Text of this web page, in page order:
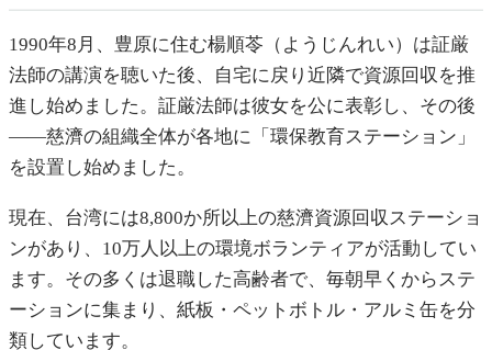
1990年8月、豊原に住む楊順苓（ようじんれい）は証厳
法師の講演を聴いた後、自宅に戻り近隣で資源回収を推
進し始めました。証厳法師は彼女を公に表彰し、その後
——慈濟の組織全体が各地に「環保教育ステーション」
を設置し始めました。
現在、台湾には8,800か所以上の慈濟資源回収ステーショ
ンがあり、10万人以上の環境ボランティアが活動してい
ます。その多くは退職した高齢者で、毎朝早くからステ
ーションに集まり、紙板・ペットボトル・アルミ缶を分
類しています。